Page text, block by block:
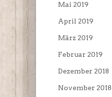
Mai 2019
April 2019
März 2019
Februar 2019
Dezember 2018
November 2018